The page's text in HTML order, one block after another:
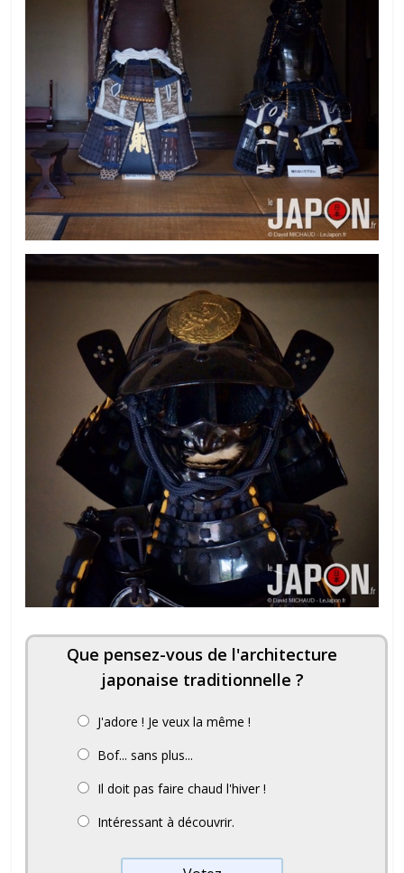
Que pensez-vous de l'architecture
japonaise traditionnelle ?
J'adore ! Je veux la même !
Bof... sans plus...
Il doit pas faire chaud l'hiver !
Intéressant à découvrir.